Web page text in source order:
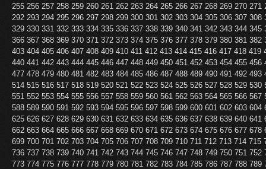
255 256 257 258 259 260 261 262 263 264 265 266 267 268 269 270 271
292 293 294 295 296 297 298 299 300 301 302 303 304 305 306 307 308
329 330 331 332 333 334 335 336 337 338 339 340 341 342 343 344 345
366 367 368 369 370 371 372 373 374 375 376 377 378 379 380 381 382
403 404 405 406 407 408 409 410 411 412 413 414 415 416 417 418 419
440 441 442 443 444 445 446 447 448 449 450 451 452 453 454 455 456
477 478 479 480 481 482 483 484 485 486 487 488 489 490 491 492 493
514 515 516 517 518 519 520 521 522 523 524 525 526 527 528 529 530
551 552 553 554 555 556 557 558 559 560 561 562 563 564 565 566 567
588 589 590 591 592 593 594 595 596 597 598 599 600 601 602 603 604
625 626 627 628 629 630 631 632 633 634 635 636 637 638 639 640 641
662 663 664 665 666 667 668 669 670 671 672 673 674 675 676 677 678
699 700 701 702 703 704 705 706 707 708 709 710 711 712 713 714 715
736 737 738 739 740 741 742 743 744 745 746 747 748 749 750 751 752
773 774 775 776 777 778 779 780 781 782 783 784 785 786 787 788 789